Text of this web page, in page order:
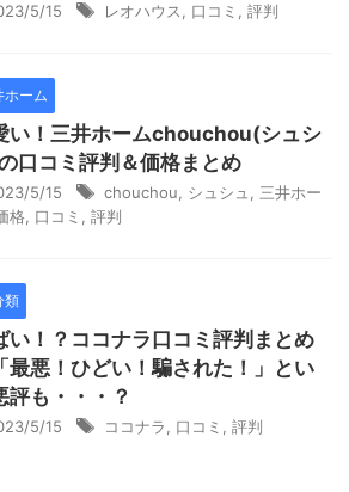
5/15 レオハウス 口コミ 評判
ホーム
い！三井ホームchouchou(シュシ
口コミ評判＆価格まとめ
5/15 chouchou シュシュ
三井ホー
格 口コミ 評判
類
い！？ココナラ口コミ評判まとめ
最悪！ひどい！騙された！」とい
評も・・・？
5/15 ココナラ 口コミ 評判